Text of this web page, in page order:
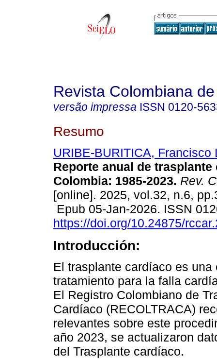
Revista Colombiana
versão impressa ISSN 0120-
Resumo
URIBE-BURITICA, Francisco
Reporte anual de trasplante
Colombia: 1985-2023. Rev.
[online]. 2025, vol.32, n.6,
Epub 05-Jan-2026. ISSN
https://doi.org/10.24875/
Introducción:
El trasplante cardíaco es una
tratamiento para la falla
El Registro Colombiano de
Cardíaco (RECOLTRACA)
relevantes sobre este
año 2023, se actualizaron
del Trasplante cardíaco.